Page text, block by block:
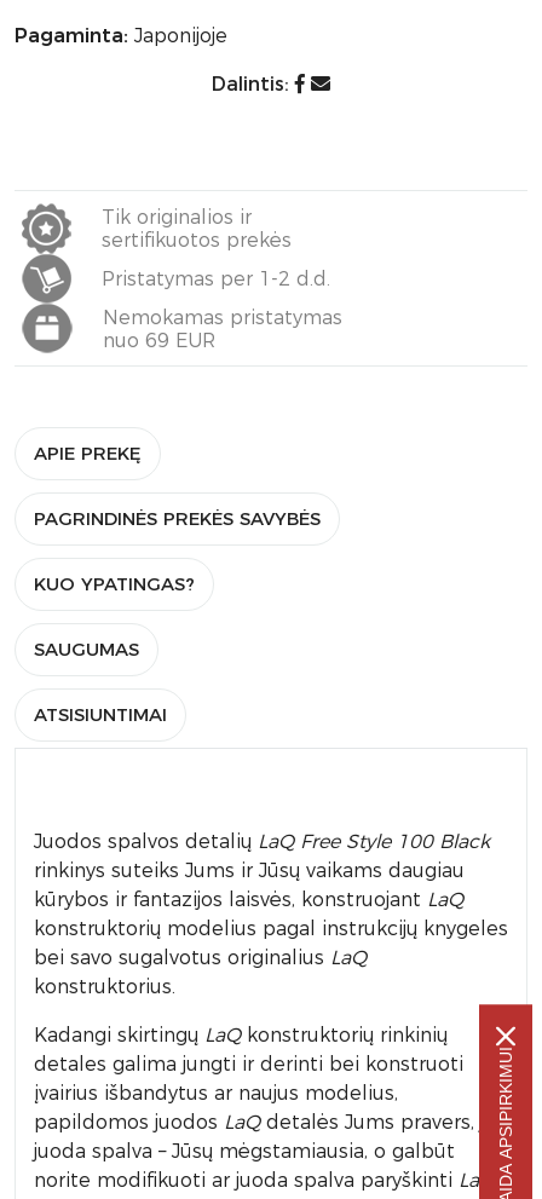
Pagaminta: Japonijoje
Dalintis:
Tik originalios ir
sertifikuotos prekės
Pristatymas per 1-2 d.d.
Nemokamas pristatymas
nuo 69 EUR
APIE PREKĘ
PAGRINDINĖS PREKĖS SAVYBĖS
KUO YPATINGAS?
SAUGUMAS
ATSISIUNTIMAI
Juodos spalvos detalių LaQ Free Style 100 Black
rinkinys suteiks Jums ir Jūsų vaikams daugiau
kūrybos ir fantazijos laisvės, konstruojant LaQ
konstruktorių modelius pagal instrukcijų knygeles
bei savo sugalvotus originalius LaQ
konstruktorius.
Kadangi skirtingų LaQkonstruktorių rinkinių
detales galima jungti ir derinti bei konstruoti
įvairius išbandytus ar naujus modelius,
papildomos juodos LaQdetalės Jums pravers, jei
juoda spalva – Jūsų mėgstamiausia, o galbūt
norite modifikuoti ar juoda spalva paryškinti LaQ